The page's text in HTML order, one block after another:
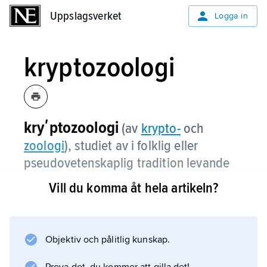
Uppslagsverket Logga in
kryptozoologi
kryʹptozoologi (av krypto-och
zoologi), studiet av i folklig eller
pseudovetenskaplig tradition levande
föreställningar om sådana djurarter som
ej erkänts av den vetenskapliga
som man trott sig ha iakttagit i
Himalaya och Pamir, dess
Vill du komma åt hela artikeln?
Objektiv och pålitlig kunskap.